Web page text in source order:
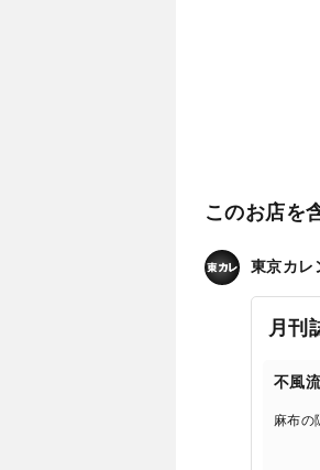
このお店を
東京カレ
月刊
不風
麻布の